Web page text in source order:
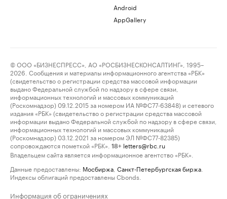
Android
AppGallery
© ООО «БИЗНЕСПРЕСС», АО «РОСБИЗНЕСКОНСАЛТИНГ», 1995–
2026. Сообщения и материалы информационного агентства «РБК»
(свидетельство о регистрации средства массовой информации
выдано Федеральной службой по надзору в сфере связи,
информационных технологий и массовых коммуникаций
(Роскомнадзор) 09.12.2015 за номером ИА №ФС77-63848) и сетевого
издания «РБК» (свидетельство о регистрации средства массовой
информации выдано Федеральной службой по надзору в сфере связи,
информационных технологий и массовых коммуникаций
(Роскомнадзор) 03.12.2021 за номером ЭЛ №ФС77-82385)
сопровождаются пометкой «РБК».
18+ letters@rbc.ru
Владельцем сайта является информационное агентство «РБК».
Данные предоставлены: Мосбиржа Санкт-Петербургская биржа
Индексы облигаций предоставлены Cbonds.
Информация об ограничениях